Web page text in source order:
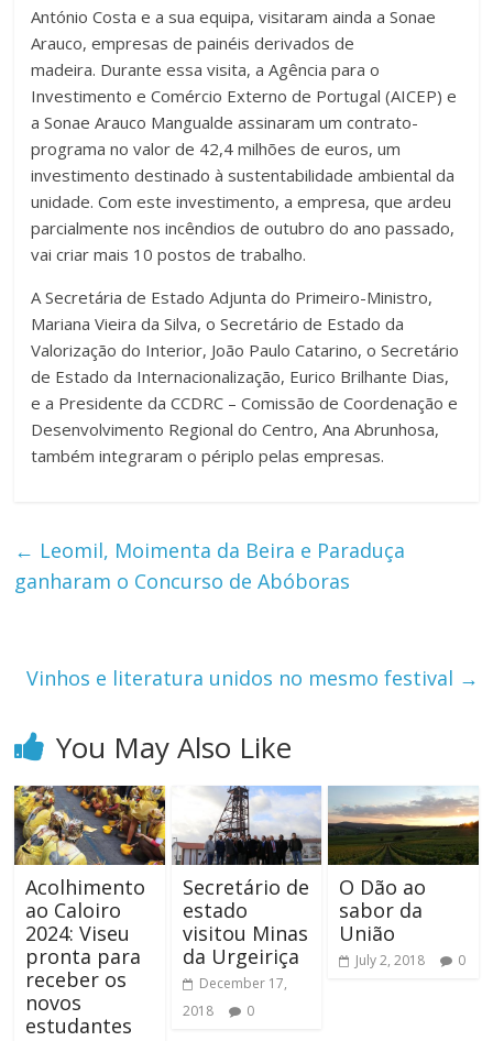
António Costa e a sua equipa, visitaram ainda a Sonae
Arauco, empresas de painéis derivados de
madeira. Durante essa visita, a Agência para o
Investimento e Comércio Externo de Portugal (AICEP) e
a Sonae Arauco Mangualde assinaram um contrato-
programa no valor de 42,4 milhões de euros, um
investimento destinado à sustentabilidade ambiental da
unidade. Com este investimento, a empresa, que ardeu
parcialmente nos incêndios de outubro do ano passado,
vai criar mais 10 postos de trabalho.
A Secretária de Estado Adjunta do Primeiro-Ministro,
Mariana Vieira da Silva, o Secretário de Estado da
Valorização do Interior, João Paulo Catarino, o Secretário
de Estado da Internacionalização, Eurico Brilhante Dias,
e a Presidente da CCDRC – Comissão de Coordenação e
Desenvolvimento Regional do Centro, Ana Abrunhosa,
também integraram o périplo pelas empresas.
← Leomil, Moimenta da Beira e Paraduça
ganharam o Concurso de Abóboras
Vinhos e literatura unidos no mesmo festival →
You May Also Like
Acolhimento
ao Caloiro
2024: Viseu
pronta para
receber os
novos
estudantes
Secretário de
estado
visitou Minas
da Urgeiriça
December 17,
2018
0
O Dão ao
sabor da
União
July 2, 2018 0